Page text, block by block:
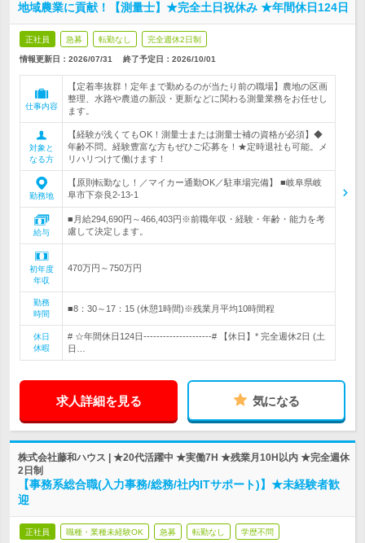
地域農業に貢献！【測量士】★完全土日祝休み ★年間休日124日
正社員 急募 転勤なし 完全週休2日制
情報更新日：2026/07/31 終了予定日： 2026/10/01
仕事内容
【定着率抜群！定年まで勤めるのが当たり前の職場】農地の区画
整理、水路や農道の新設・更新などに関わる測量業務をお任せし
ます。
対象と
なる方
【経験が浅くてもOK！測量士または測量士補の資格が必須】◆
年齢不問。経験豊富な方もぜひご応募を！★定時退社も可能。メ
リハリつけて働けます！
勤務地
【原則転勤なし！／マイカー通勤OK／駐車場完備】 ■岐阜県岐
阜市下奈良2-13-1
給与
■月給294,690円～466,403円※前職年収・経験・年齢・能力を考
慮して決定します。
初年度
年収
470万円～750万円
勤務
時間
■8：30～17：15 (休憩1時間)※残業月平均10時間程
休日
休暇
# ☆年間休日124日---------------------# 【休日】* 完全週休2日 (土
日…
求人詳細を見る 気になる
株式会社藤和ハウス | ★20代活躍中 ★実働7H ★残業月10H以内 ★完全週休
2日制
【事務系総合職(入力事務/総務/社内ITサポート)】★未経験者歓
迎
正社員 職種・業種未経験OK 急募 転勤なし 学歴不問